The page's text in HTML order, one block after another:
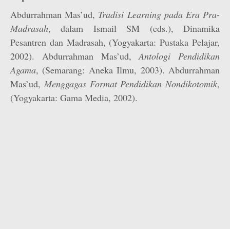
Abdurrahman Mas’ud, Tradisi Learning pada Era Pra-
Madrasah, dalam Ismail SM (eds.), Dinamika
Pesantren dan Madrasah, (Yogyakarta: Pustaka Pelajar,
2002). Abdurrahman Mas’ud,Antologi Pendidikan
Agama, (Semarang: Aneka Ilmu, 2003). Abdurrahman
Mas’ud, Menggagas Format Pendidikan Nondikotomik,
(Yogyakarta: Gama Media, 2002).